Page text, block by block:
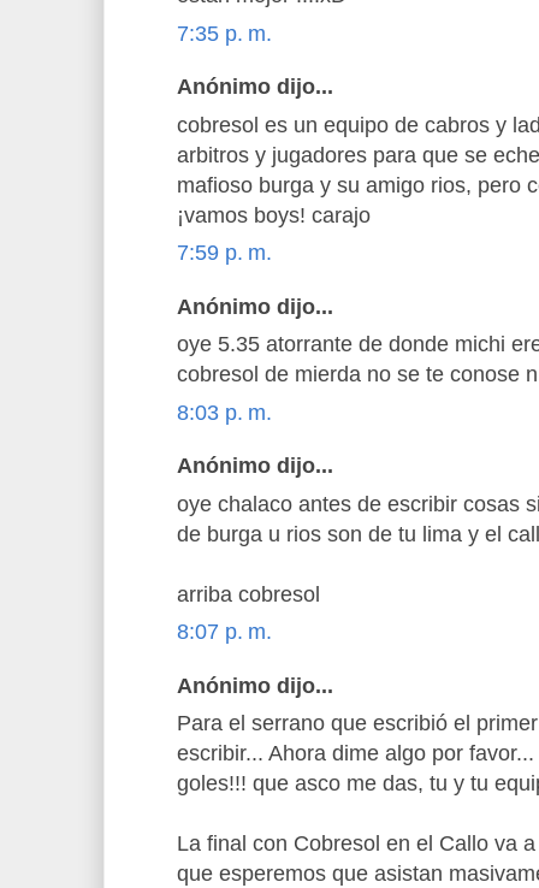
7:35 p. m.
Anónimo dijo...
cobresol es un equipo de cabros y
arbitros y jugadores para que se
mafioso burga y su amigo rios, pero
¡vamos boys! carajo
7:59 p. m.
Anónimo dijo...
oye 5.35 atorrante de donde michi
cobresol de mierda no se te conose
8:03 p. m.
Anónimo dijo...
oye chalaco antes de escribir cosas
de burga u rios son de tu lima y el
arriba cobresol
8:07 p. m.
Anónimo dijo...
Para el serrano que escribió el
escribir... Ahora dime algo por
goles!!! que asco me das, tu y tu
La final con Cobresol en el Callo va
que esperemos que asistan